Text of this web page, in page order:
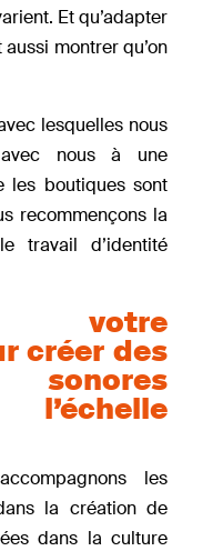
Et qu’adapter
montrer qu’on
lesquelles nous
avec nous à une
les boutiques sont
recommençons la
travail d’identité
votre
créer des
les
la création de
dans la culture